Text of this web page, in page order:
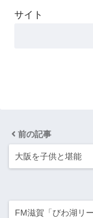
サイト
前の記事
大阪を子供と堪能
FM滋賀「びわ湖リ